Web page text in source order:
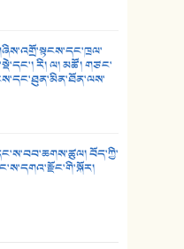
རི། ལ། མཚོ། གཙང་
བོད་ཀྱི་